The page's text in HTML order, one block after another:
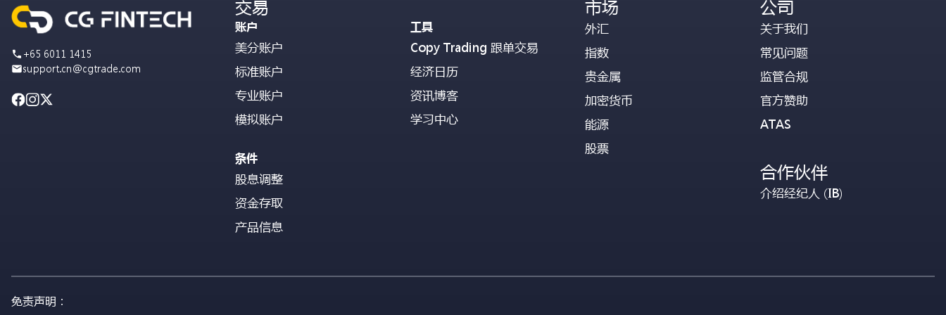
+65 6011 1415
support.cn@cgtrade.com
交易
账户
美分账户
标准账户
专业账户
模拟账户
条件
股息调整
资金存取
产品信息
工具
Copy Trading 跟单交易
经济日历
资讯博客
学习中心
市场
外汇
指数
贵金属
加密货币
能源
股票
公司
关于我们
常见问题
监管合规
官方赞助
ATAS
合作伙伴
介绍经纪人 (IB)
免责声明：